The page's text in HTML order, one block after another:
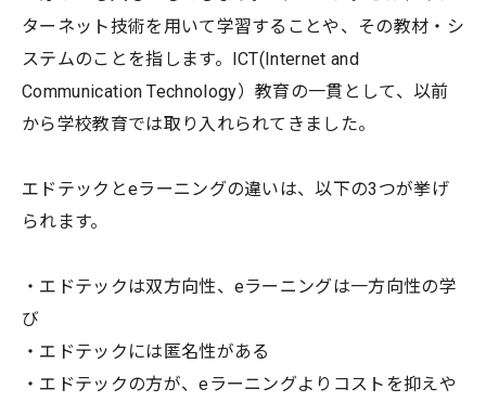
ターネット技術を用いて学習することや、その教材・シ
ステムのことを指します。ICT(Internet and
Communication Technology）教育の一貫として、以前
から学校教育では取り入れられてきました。
エドテックとeラーニングの違いは、以下の3つが挙げ
られます。
・エドテックは双方向性、eラーニングは一方向性の学
び
・エドテックには匿名性がある
・エドテックの方が、eラーニングよりコストを抑えや